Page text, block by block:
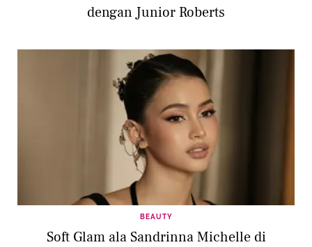
dengan Junior Roberts
BEAUTY
Soft Glam ala Sandrinna Michelle di